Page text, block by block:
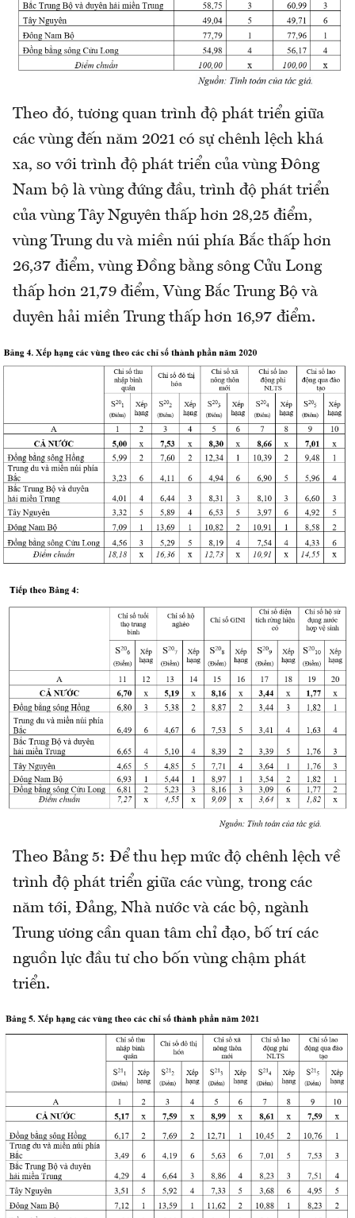
Theo đó, tương quan trình độ phát triển giữa
các vùng đến năm 2021 có sự chênh lệch khá
xa, so với trình độ phát triển của vùng Đông
Nam bộ là vùng đứng đầu, trình độ phát triển
của vùng Tây Nguyên thấp hơn 28,25 điểm,
vùng Trung du và miền núi phía Bắc thấp hơn
26,37 điểm, vùng Đồng bằng sông Cửu Long
thấp hơn 21,79 điểm, Vùng Bắc Trung Bộ và
duyên hải miền Trung thấp hơn 16,97 điểm.
Theo Bảng 5: Để thu hẹp mức độ chênh lệch về
trình độ phát triển giữa các vùng, trong các
năm tới, Đảng, Nhà nước và các bộ, ngành
Trung ương cần quan tâm chỉ đạo, bố trí các
nguồn lực đầu tư cho bốn vùng chậm phát
triển.